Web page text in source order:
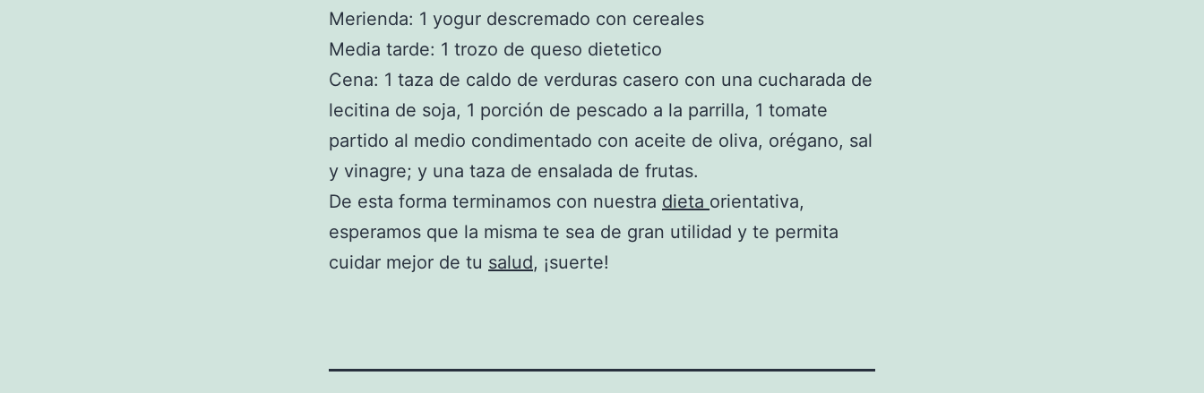
Merienda: 1 yogur descremado con cereales
Media tarde: 1 trozo de queso dietetico
Cena: 1 taza de caldo de verduras casero con una cucharada de
lecitina de soja, 1 porción de pescado a la parrilla, 1 tomate
partido al medio condimentado con aceite de oliva, orégano, sal
y vinagre; y una taza de ensalada de frutas.
De esta forma terminamos con nuestra dieta orientativa,
esperamos que la misma te sea de gran utilidad y te permita
cuidar mejor de tu salud, ¡suerte!